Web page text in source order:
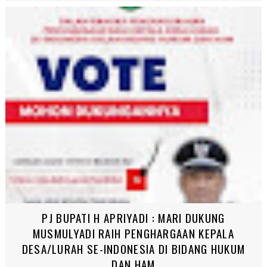
PJ BUPATI H APRIYADI : MARI DUKUNG
MUSMULYADI RAIH PENGHARGAAN KEPALA
DESA/LURAH SE-INDONESIA DI BIDANG HUKUM